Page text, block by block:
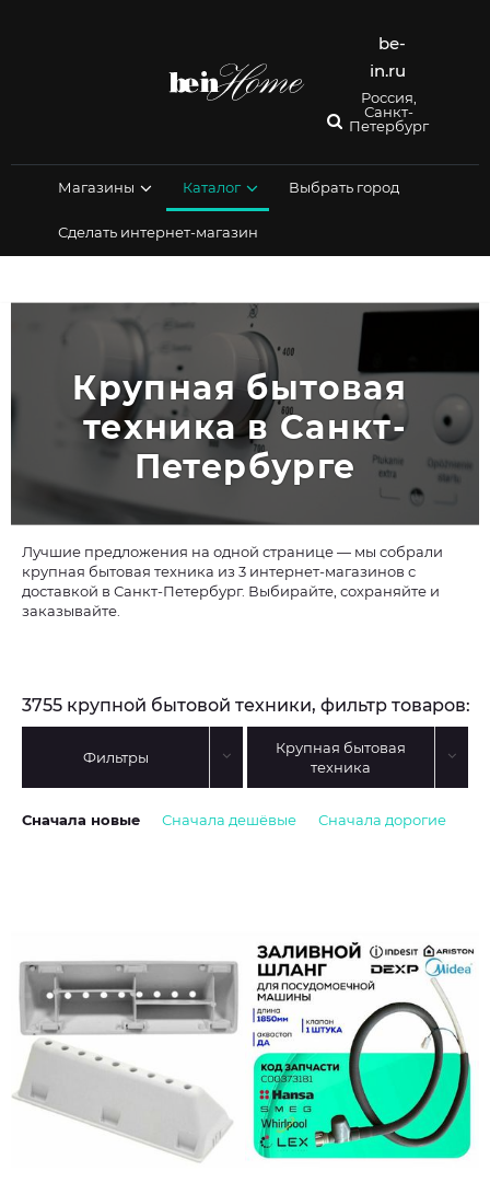
be-
in.ru
Россия,
Санкт-
Петербург
Магазины Каталог Выбрать город
Сделать интернет-магазин
Крупная бытовая
техника в Санкт-
Петербурге
Лучшие предложения на одной странице — мы собрали
крупная бытовая техника из 3 интернет-магазинов с
доставкой в Санкт-Петербург. Выбирайте, сохраняйте и
заказывайте.
3755 крупной бытовой техники, фильтр товаров:
Фильтры
Крупная бытовая
техника
Сначала новые Сначала дешёвые Сначала дорогие